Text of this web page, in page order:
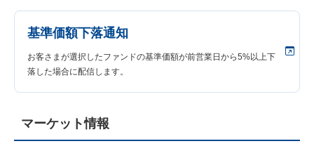
基準価額下落通知
お客さまが選択したファンドの基準価額が前営業日から5%以上下
落した場合に配信します。
マーケット情報